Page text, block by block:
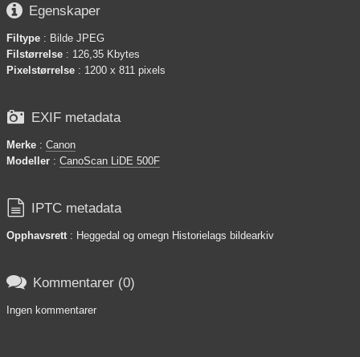
 Egenskaper
Filtype : Bilde JPEG
Filstørrelse : 126,35 Kbytes
Pixelstørrelse : 1200 x 811 pixels
 EXIF metadata
Merke : Canon
Modeller : CanoScan LiDE 500F
 IPTC metadata
Opphavsrett: Heggedal og omegn Historielags bildearkiv
 Kommentarer (0)
Ingen kommentarer